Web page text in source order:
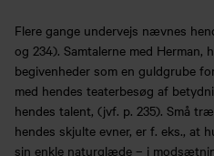
Flere gange undervejs nævnes
og 234). Samtalerne med
begivenheder som en guldgrube
med hendes teaterbesøg af
hendes talent, (jvf. p. 235). Små
hendes skjulte evner, er f. eks., at
sin enkle naturglæde – i